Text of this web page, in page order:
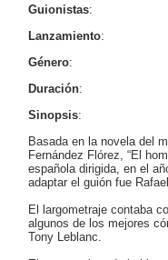
Guionistas:
Lanzamiento:
Género:
Duración:
Sinopsis:
Basada en la novela del
Fernández Flórez, “El
española dirigida, en el
adaptar el guión fue
El largometraje contaba
algunos de los mejores
Tony Leblanc.